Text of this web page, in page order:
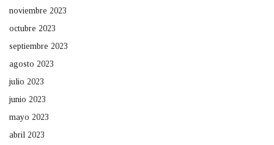
noviembre 2023
octubre 2023
septiembre 2023
agosto 2023
julio 2023
junio 2023
mayo 2023
abril 2023